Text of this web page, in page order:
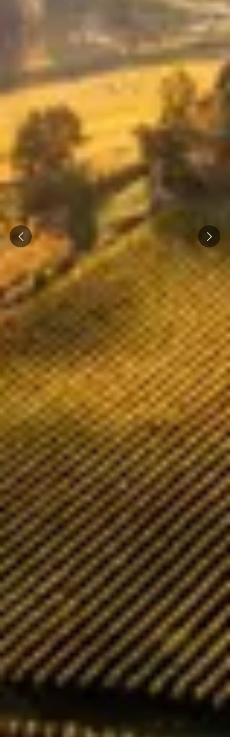
Cantine da visitare e degustazioni vini Colmar
Cantine da visitare e degustazioni champagne
Epernay
Cantine da visitare e degustazioni vini Nizza
Cantine da visitare e degustazioni champagne
Reims
Cantine da visitare e degustazioni vini Saint
Emilion
Champagne Canard-Duchêne
Champagne Lanson
Champagne Mercier
Champagne Moët & Chandon
Champagne Mumm
Champagne Vranken-Pommery
Villa Demoiselle
Champagne Ruinart
Champagne Taittinger
Champagne Veuve Clicquot
Château de Pommard
Château Cadet Bon
Emile Beyer
Pressoria
Prev Next